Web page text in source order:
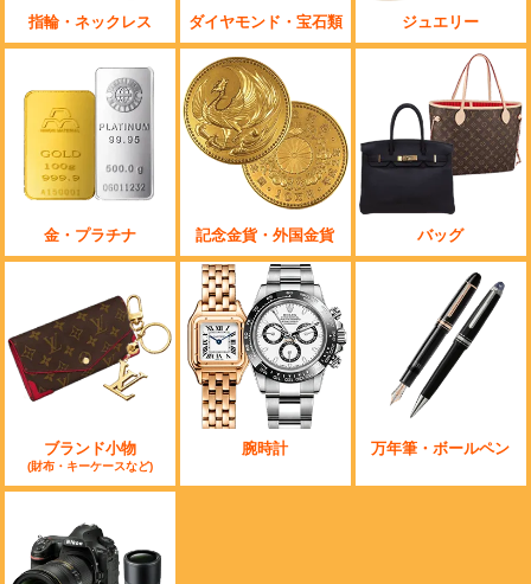
指輪・ネックレス ダイヤモンド・宝石類 ジュエリー
金・プラチナ 記念金貨・外国金貨 バッグ
ブランド小物
(財布・キーケースなど)
腕時計 万年筆・ボールペン